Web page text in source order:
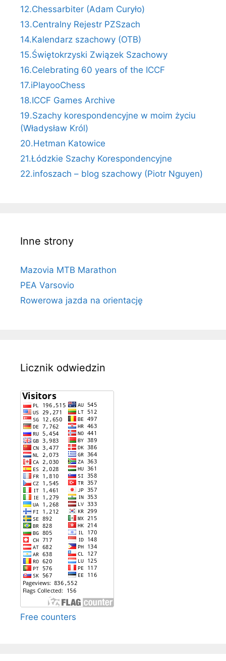
12.Chessarbiter (Adam Curyło)
13.Centralny Rejestr PZSzach
14.Kalendarz szachowy (OTB)
15.Świętokrzyski Związek Szachowy
16.Celebrating 60 years of the ICCF
17.iPlayooChess
18.ICCF Games Archive
19.Szachy korespondencyjne w moim życiu
(Władysław Król)
20.Hetman Katowice
21.Łódzkie Szachy Korespondencyjne
22.infoszach – blog szachowy (Piotr Nguyen)
Inne strony
Mazovia MTB Marathon
PEA Varsovio
Rowerowa jazda na orientację
Licznik odwiedzin
Free counters